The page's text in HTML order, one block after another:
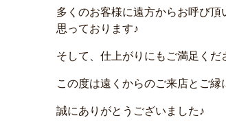
多くのお客様に遠方からお呼び頂
思っております♪
そして、仕上がりにもご満足く
この度は遠くからのご来店とご縁
誠にありがとうございました♪